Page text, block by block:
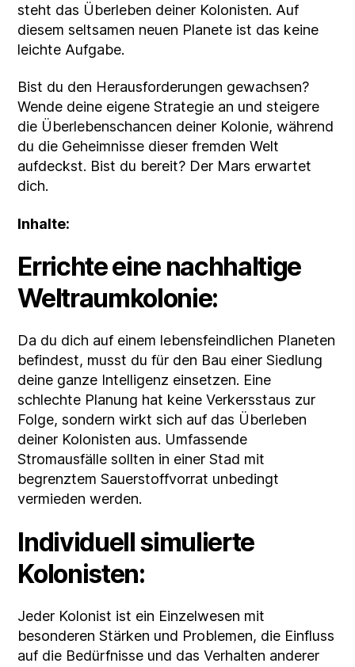
steht das Überleben deiner Kolonisten. Auf
diesem seltsamen neuen Planete ist das keine
leichte Aufgabe.
Bist du den Herausforderungen gewachsen?
Wende deine eigene Strategie an und steigere
die Überlebenschancen deiner Kolonie, während
du die Geheimnisse dieser fremden Welt
aufdeckst. Bist du bereit? Der Mars erwartet
dich.
Inhalte:
Errichte eine nachhaltige
Weltraumkolonie:
Da du dich auf einem lebensfeindlichen Planeten
befindest, musst du für den Bau einer Siedlung
deine ganze Intelligenz einsetzen. Eine
schlechte Planung hat keine Verkersstaus zur
Folge, sondern wirkt sich auf das Überleben
deiner Kolonisten aus. Umfassende
Stromausfälle sollten in einer Stad mit
begrenztem Sauerstoffvorrat unbedingt
vermieden werden.
Individuell simulierte
Kolonisten:
Jeder Kolonist ist ein Einzelwesen mit
besonderen Stärken und Problemen, die Einfluss
auf die Bedürfnisse und das Verhalten anderer